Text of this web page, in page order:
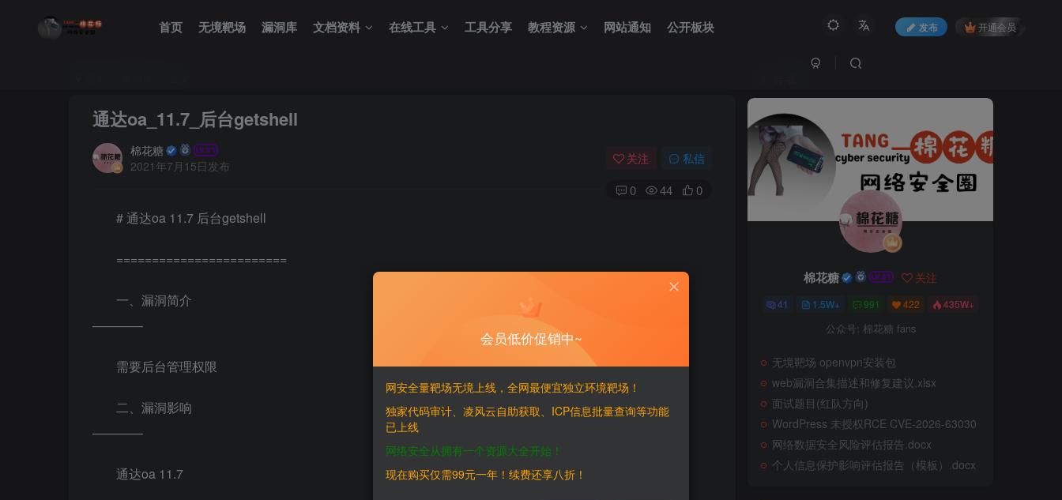
首页 无境靶场 漏洞库 文档资料 在线工具 工具分享 教程资源 网站通知 公开板块 发布 开通会员
通达oa_11.7_后台getshell
棉花糖
2021年7月15日发布
关注 私信
0 44 0
# 通达oa 11.7 后台getshell
========================
一、漏洞简介
————
需要后台管理权限
二、漏洞影响
————
通达oa 11.7
棉花糖 关注
41 1.5W+ 991 422 435W+
公众号: 棉花糖 fans
无境靶场 openvpn安装包
web漏洞合集描述和修复建议.xlsx
面试题目(红队方向)
WordPress 未授权RCE CVE-2026-63030
网络数据安全风险评估报告.docx
个人信息保护影响评估报告（模板）.docx
会员低价促销中~
网安全量靶场无境上线，全网最便宜独立环境靶场！
独家代码审计、凌风云自助获取、ICP信息批量查询等功能
已上线
网络安全从拥有一个资源大全开始！
现在购买仅需99元一年！续费还享八折！